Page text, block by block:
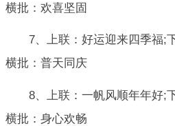
横批：欢喜坚固
7、上联：好运迎来四季福;
横批：普天同庆
8、上联：一帆风顺年年好;
横批：身心欢畅